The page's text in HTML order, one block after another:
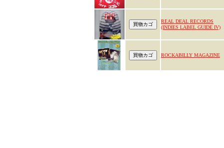
REAL DEAL RECORDS
(INDIES LABEL GUIDE IV)
ROCKABILLY MAGAZINE